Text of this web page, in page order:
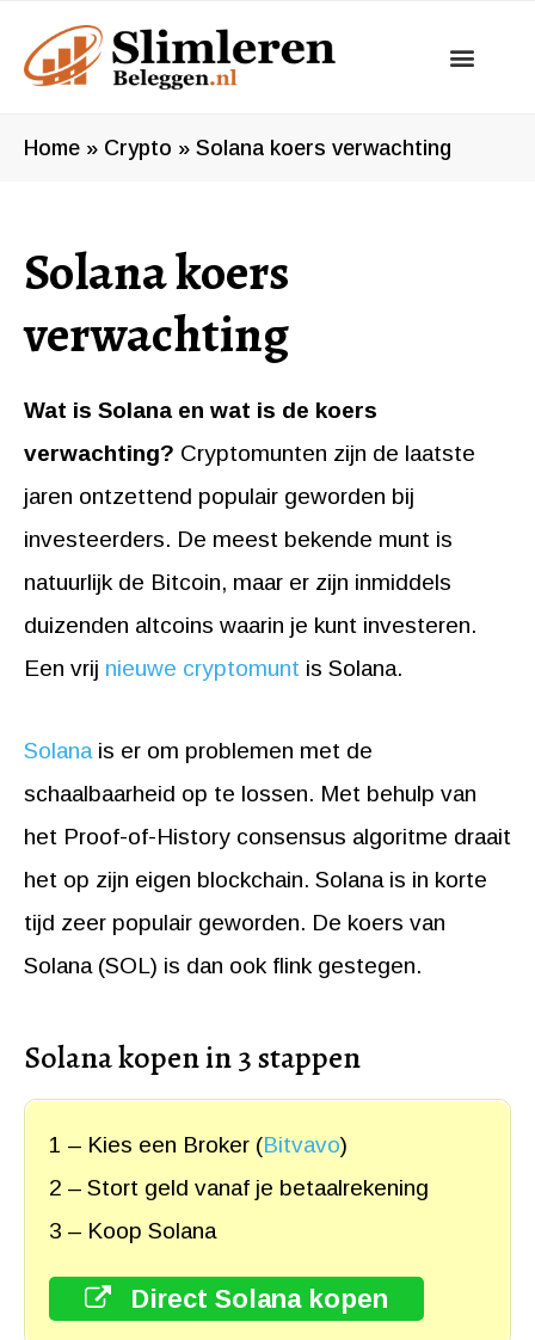
naar
inhoud
Home » Crypto » Solana koers verwachting
Solana koers
verwachting
Wat is Solana en wat is de koers
verwachting? Cryptomunten zijn de laatste
jaren ontzettend populair geworden bij
investeerders. De meest bekende munt is
natuurlijk de Bitcoin, maar er zijn inmiddels
duizenden altcoins waarin je kunt investeren.
Een vrij nieuwe cryptomunt is Solana.
Solanais er om problemen met de
schaalbaarheid op te lossen. Met behulp van
het Proof-of-History consensus algoritme draait
het op zijn eigen blockchain. Solana is in korte
tijd zeer populair geworden. De koers van
Solana (SOL) is dan ook flink gestegen.
Solana kopen in 3 stappen
1 – Kies een Broker (Bitvavo)
2 – Stort geld vanaf je betaalrekening
3 – Koop Solana
Direct Solana kopen